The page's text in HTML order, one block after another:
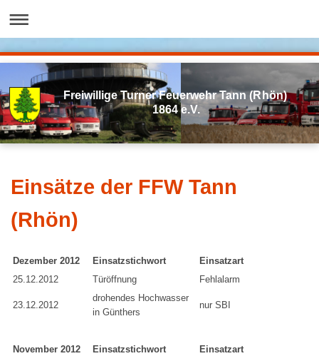
Freiwillige Turner Feuerwehr Tann (Rhön)
1864 e.V.
Einsätze der FFW Tann
(Rhön)
Dezember 2012 Einsatzstichwort
Einsatzart
25.12.2012
Türöffnung Fehlalarm
23.12.2012
drohendes Hochwasser
in Günthers
nur SBI
November 2012 Einsatzstichwort
Einsatzart